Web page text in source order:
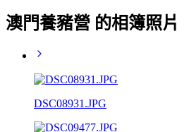
澳門養豬營 的相簿照片
DSC08931.JPG